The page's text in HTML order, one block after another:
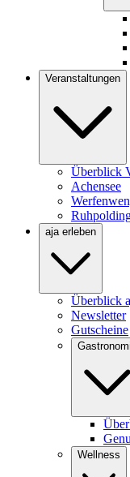
Veranstaltungen
Überblick
Achensee
aja erleben
Überblick
Newsletter
Gutscheine
Wellness